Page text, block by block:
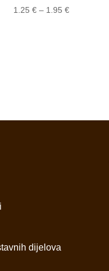
1.25€ – 1.95€Price
dijelova